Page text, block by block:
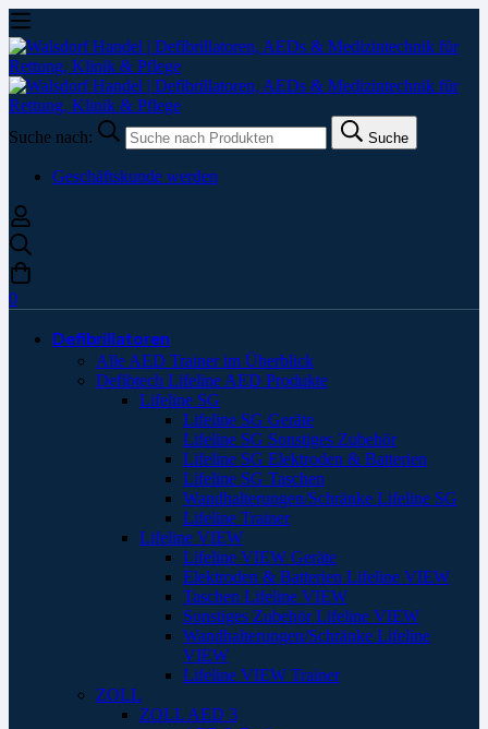
Suche nach: Suche
Geschäftskunde werden
0
Defibrillatoren
Alle AED Trainer im Überblick
Defibtech Lifeline AED Produkte
Lifeline SG
Lifeline SG Geräte
Lifeline SG Sonstiges Zubehör
Lifeline SG Elektroden & Batterien
Lifeline SG Taschen
Wandhalterungen/Schränke Lifeline SG
Lifeline Trainer
Lifeline VIEW
Lifeline VIEW Geräte
Elektroden & Batterien Lifeline VIEW
Taschen Lifeline VIEW
Sonstiges Zubehör Lifeline VIEW
Wandhalterungen/Schränke Lifeline
VIEW
Lifeline VIEW Trainer
ZOLL
ZOLL AED 3